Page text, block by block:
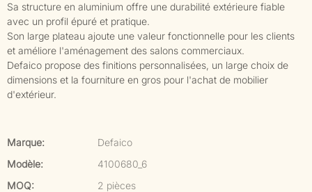
Sa structure en aluminium offre une durabilité extérieure fiable
avec un profil épuré et pratique.
Son large plateau ajoute une valeur fonctionnelle pour les clients
et améliore l'aménagement des salons commerciaux.
Defaico propose des finitions personnalisées, un large choix de
dimensions et la fourniture en gros pour l'achat de mobilier
d'extérieur.
Marque:
Defaico
Modèle:
4100680_6
MOQ:
2 pièces